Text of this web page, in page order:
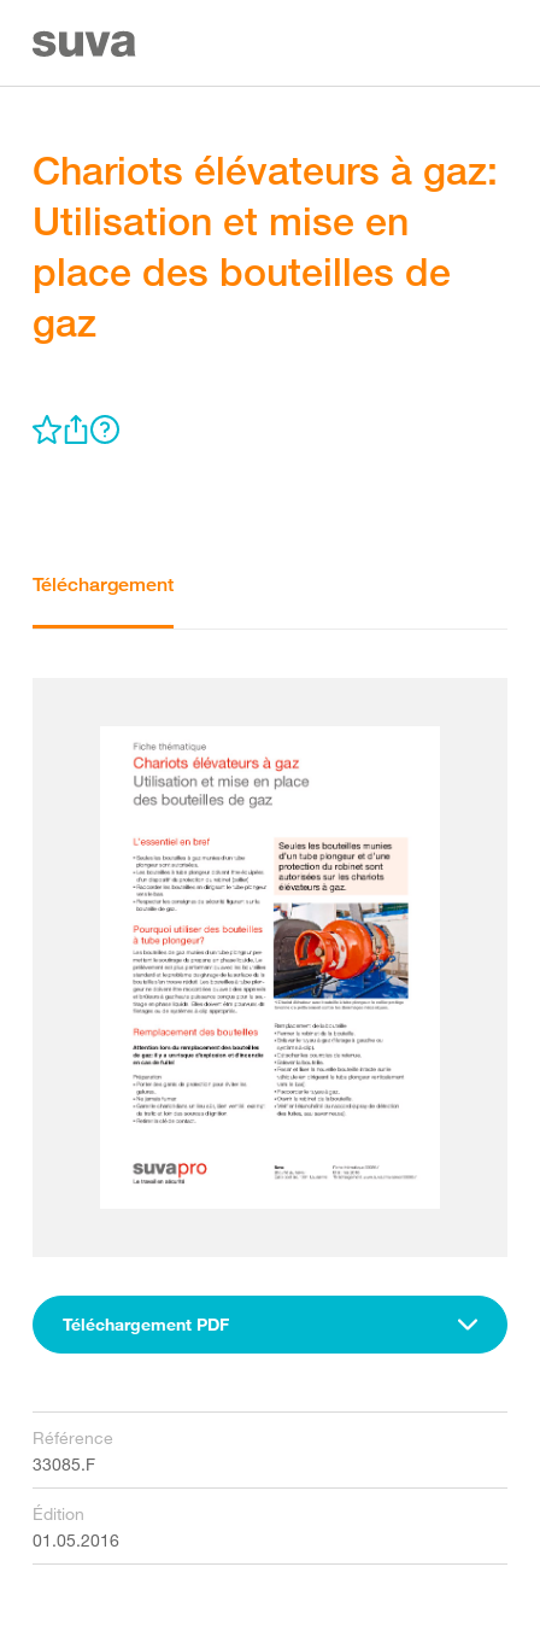
Chariots élévateurs à gaz:
Utilisation et mise en
place des bouteilles de
gaz
Téléchargement
Téléchargement PDF
Référence
33085.F
Édition
01.05.2016